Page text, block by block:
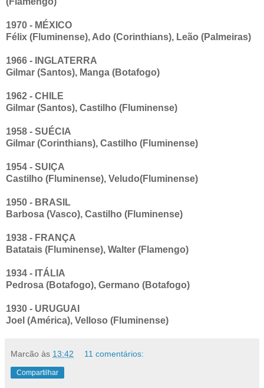
1970 - MÉXICO
Félix (Fluminense), Ado (Corinthians), Leão (Palmeiras)
1966 - INGLATERRA
Gilmar (Santos), Manga (Botafogo)
1962 - CHILE
Gilmar (Santos), Castilho (Fluminense)
1958 - SUÉCIA
Gilmar (Corinthians), Castilho (Fluminense)
1954 - SUIÇA
Castilho (Fluminense), Veludo(Fluminense)
1950 - BRASIL
Barbosa (Vasco), Castilho (Fluminense)
1938 - FRANÇA
Batatais (Fluminense), Walter (Flamengo)
1934 - ITÁLIA
Pedrosa (Botafogo), Germano (Botafogo)
1930 - URUGUAI
Joel (América), Velloso (Fluminense)
Marcão às 13:42 11 comentários:
Compartilhar